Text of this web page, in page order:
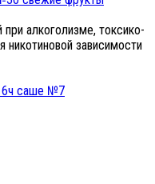
алкоголизме, токсико-
никотиновой зависимости